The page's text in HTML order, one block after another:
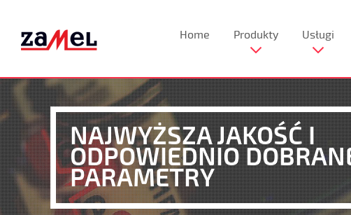
Home Produkty Usługi
NAJWYŻSZA JAKOŚĆ I
ODPOWIEDNIO
PARAMETRY